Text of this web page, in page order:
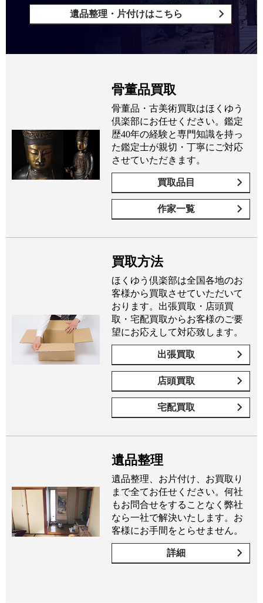
遺品整理・片付けはこちら
骨董品買取
骨董品・古美術買取はほくゆう
倶楽部にお任せください。鑑定
歴40年の経験と専門知識を持っ
た鑑定士が親切・丁寧にご対応
させていただきます。
買取品目
作家一覧
買取方法
ほくゆう倶楽部は全国各地のお
客様から買取させていただいて
おります。出張買取・店頭買
取・宅配買取からお客様のご要
望にお応えして対応致します。
出張買取
店頭買取
宅配買取
遺品整理
遺品整理、お片付け、お買取り
まで全てお任せください。何社
もお問合せをすることなく弊社
なら一社で解決いたします。お
客様にお手間をとらせません。
詳細